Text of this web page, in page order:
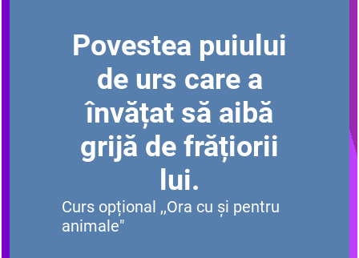
Povestea puiului
de urs care a
învățat să aibă
grijă de frățiorii
lui.
Curs opțional ,,Ora cu și pentru
animale"